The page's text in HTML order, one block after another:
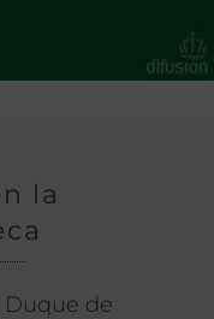
la
de